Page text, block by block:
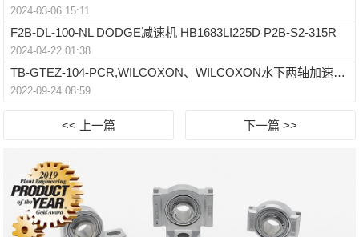
2024-03-06 15:11
F2B-DL-100-NL DODGE减速机 HB1683LI225D P2B-S2-315R
2024-04-22 01:38
TB-GTEZ-104-PCR,WILCOXON、WILCOXON水下两轴加速度传感器
2022-09-24 08:59
<< 上一篇 下一篇 >>